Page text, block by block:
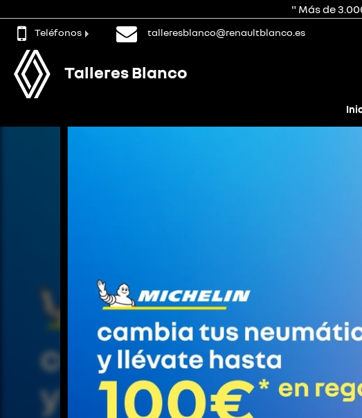
" Más de
Teléfonos talleresblanco@renaultblanco.es
Talleres Blanco